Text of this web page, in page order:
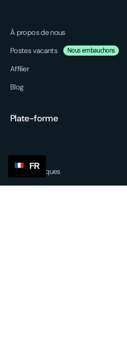
À propos de nous
Postes vacants
Nous embauchons
Affilier
Blog
Plate-forme
Caractéristiques
FR